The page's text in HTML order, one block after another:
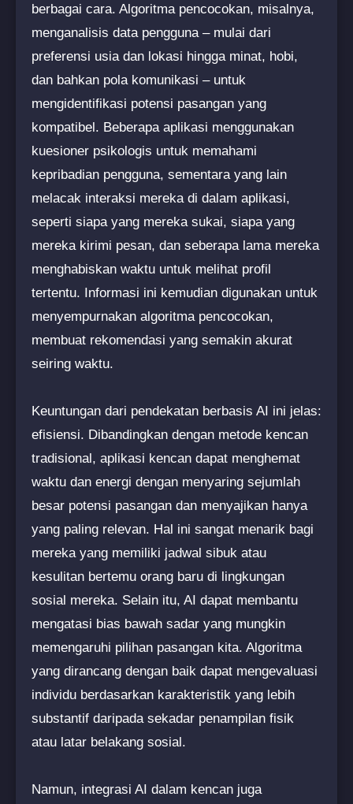
berbagai cara. Algoritma pencocokan, misalnya,
menganalisis data pengguna – mulai dari
preferensi usia dan lokasi hingga minat, hobi,
dan bahkan pola komunikasi – untuk
mengidentifikasi potensi pasangan yang
kompatibel. Beberapa aplikasi menggunakan
kuesioner psikologis untuk memahami
kepribadian pengguna, sementara yang lain
melacak interaksi mereka di dalam aplikasi,
seperti siapa yang mereka sukai, siapa yang
mereka kirimi pesan, dan seberapa lama mereka
menghabiskan waktu untuk melihat profil
tertentu. Informasi ini kemudian digunakan untuk
menyempurnakan algoritma pencocokan,
membuat rekomendasi yang semakin akurat
seiring waktu.
Keuntungan dari pendekatan berbasis AI ini jelas:
efisiensi. Dibandingkan dengan metode kencan
tradisional, aplikasi kencan dapat menghemat
waktu dan energi dengan menyaring sejumlah
besar potensi pasangan dan menyajikan hanya
yang paling relevan. Hal ini sangat menarik bagi
mereka yang memiliki jadwal sibuk atau
kesulitan bertemu orang baru di lingkungan
sosial mereka. Selain itu, AI dapat membantu
mengatasi bias bawah sadar yang mungkin
memengaruhi pilihan pasangan kita. Algoritma
yang dirancang dengan baik dapat mengevaluasi
individu berdasarkan karakteristik yang lebih
substantif daripada sekadar penampilan fisik
atau latar belakang sosial.
Namun, integrasi AI dalam kencan juga